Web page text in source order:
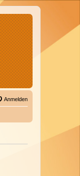
Anmelden